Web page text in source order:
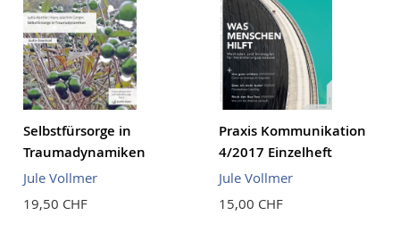
Selbstfürsorge in
Traumadynamiken
Jule Vollmer
19,50 CHF
Praxis Kommunikation
4/2017 Einzelheft
Jule Vollmer
15,00 CHF